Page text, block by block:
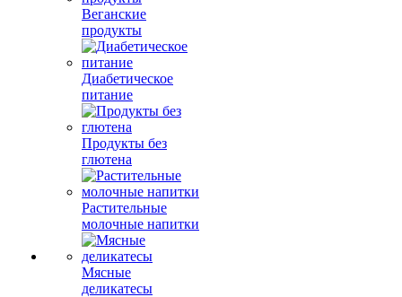
Веганские
продукты
Диабетическое
питание
Продукты без
глютена
Растительные
молочные напитки
Мясные
деликатесы